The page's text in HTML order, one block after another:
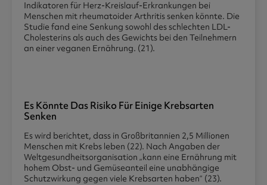
Indikatoren für Herz-Kreislauf-Erkrankungen bei
Menschen mit rheumatoider Arthritis senken könnte. Die
Studie fand eine Senkung sowohl des schlechten LDL-
Cholesterins als auch des Gewichts bei den Teilnehmern
an einer veganen Ernährung. (21).
Es Könnte Das Risiko Für Einige Krebsarten
Senken
Es wird berichtet, dass in Großbritannien 2,5 Millionen
Menschen mit Krebs leben (22). Nach Angaben der
Weltgesundheitsorganisation „kann eine Ernährung mit
hohem Obst- und Gemüseanteil eine unabhängige
Schutzwirkung gegen viele Krebsarten haben“ (23).